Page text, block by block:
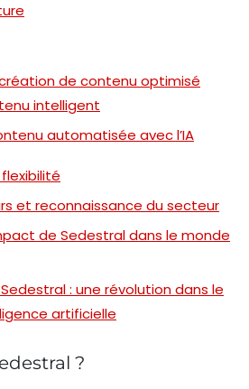
de contenu optimisé
intelligent
automatisée avec l’IA
et reconnaissance du secteur
de Sedestral dans le monde
: une révolution dans le
artificielle
?